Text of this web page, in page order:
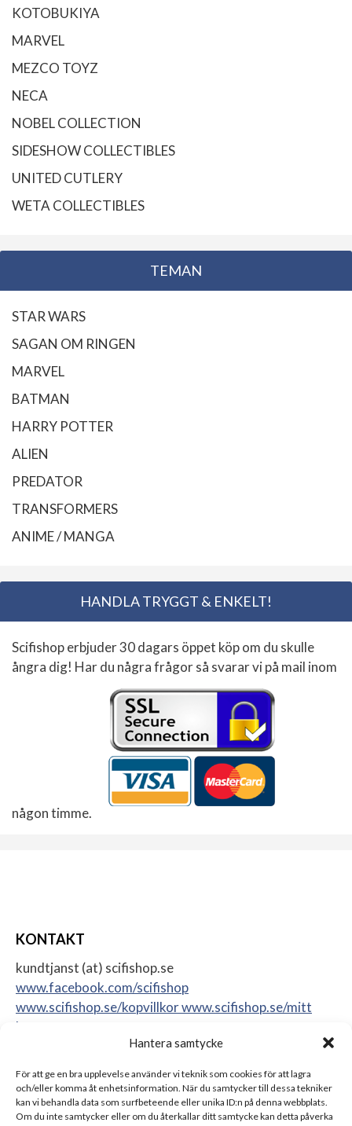
Hantera samtycke
För att ge en bra upplevelse använder vi teknik som cookies för att lagra
och/eller komma åt enhetsinformation. När du samtycker till dessa tekniker
kan vi behandla data som surfbeteende eller unika ID:n på denna webbplats.
Om du inte samtycker eller om du återkallar ditt samtycke kan detta påverka
KOTOBUKIYA
MARVEL
MEZCO TOYZ
NECA
NOBEL COLLECTION
SIDESHOW COLLECTIBLES
UNITED CUTLERY
WETA COLLECTIBLES
TEMAN
STAR WARS
SAGAN OM RINGEN
MARVEL
BATMAN
HARRY POTTER
ALIEN
PREDATOR
TRANSFORMERS
ANIME / MANGA
HANDLA TRYGGT & ENKELT!
Scifishop erbjuder 30 dagars öppet köp om du skulle
ångra dig! Har du några frågor så svarar vi på mail inom
någon timme.
KONTAKT
kundtjanst (at) scifishop.se
www.facebook.com/scifishop
www.scifishop.se/kopvillkorwww.scifishop.se/mitt
konto
17562 Järfälla
Sweden